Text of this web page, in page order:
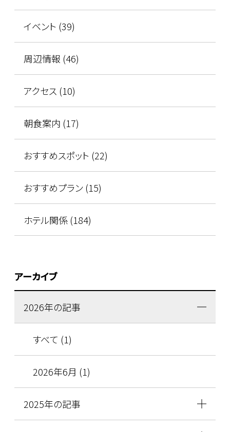
イベント (39)
周辺情報 (46)
アクセス (10)
朝食案内 (17)
おすすめスポット (22)
おすすめプラン (15)
ホテル関係 (184)
アーカイブ
2026年の記事
すべて (1)
2026年6月 (1)
2025年の記事